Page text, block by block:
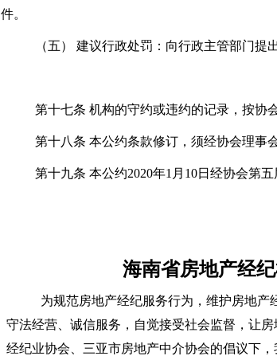
件。
（五） 建议行政处罚：向行政主管部门提
第十七条 机构的守约或违约的记录，按协
第十八条 本公约条款修订，须经协会理事
第十九条 本公约2020年1 月 10日经协会第五
海南省房地产经
为规范房地产经纪服务行为，维护房地产
守法经营、诚信服务，自觉接受社会监督，让
经纪业协会、三亚市房地产中介协会的倡议下